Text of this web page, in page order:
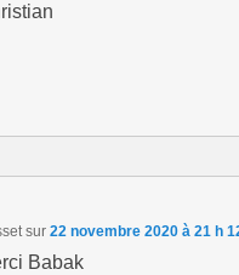
sur 22 novembre 2020 à 21 h
Babak